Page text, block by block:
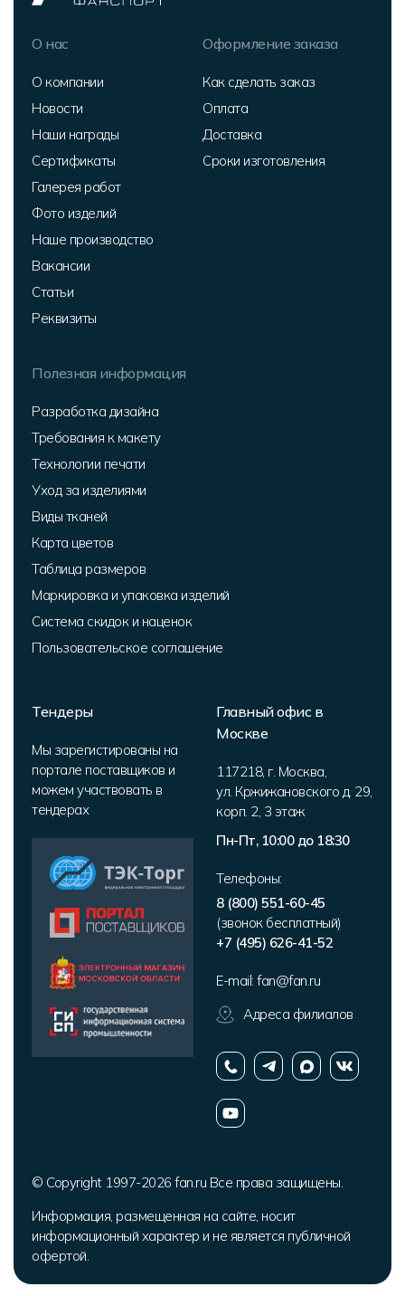
О нас
О компании
Новости
Наши награды
Сертификаты
Галерея работ
Фото изделий
Наше производство
Вакансии
Статьи
Реквизиты
Оформление заказа
Как сделать заказ
Оплата
Доставка
Сроки изготовления
Полезная информация
Разработка дизайна
Требования к макету
Технологии печати
Уход за изделиями
Виды тканей
Карта цветов
Таблица размеров
Маркировка и упаковка изделий
Система скидок и наценок
Пользовательское соглашение
Тендеры
Мы зарегистированы на
портале поставщиков и
можем участвовать в
тендерах
Главный офис в
Москве
117218, г. Москва,
ул. Кржижановского д. 29,
корп. 2, 3 этаж
Пн-Пт, 10:00 до 18:30
Телефоны:
8 (800) 551-60-45
(звонок бесплатный)
+7 (495) 626-41-52
E-mail: fan@fan.ru
Адреса филиалов
© Copyright 1997-2026 fan.ru Все права защищены.
Информация, размещенная на сайте, носит
информационный характер и не является публичной
офертой.